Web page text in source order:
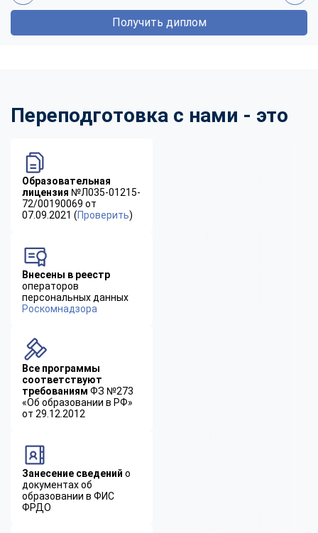
Получить диплом
Переподготовка с нами - это
Образовательная
лицензия №Л035-01215-
72/00190069 от
07.09.2021 (Проверить)
Внесены в реестр
операторов
персональных данных
Роскомнадзора
Все программы
соответствуют
требованиям ФЗ №273
«Об образовании в РФ»
от 29.12.2012
Занесение сведений о
документах об
образовании в ФИС
ФРДО